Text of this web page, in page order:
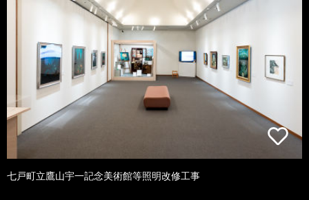
七戸町立鷹山宇一記念美術館等照明改修工事